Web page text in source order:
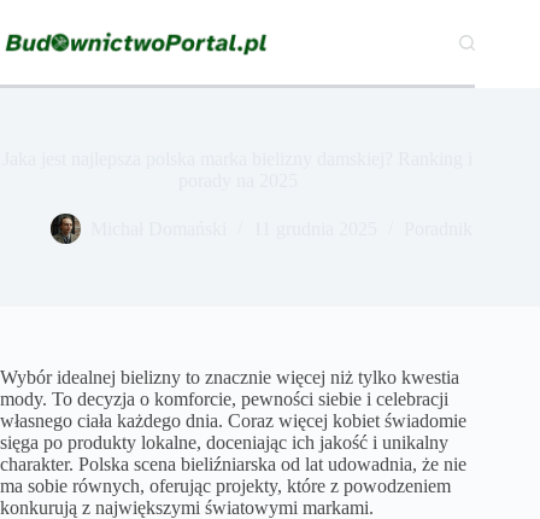
do
treści
Wybór idealnej bielizny to znacznie więcej niż tylko kwestia
mody. To decyzja o komforcie, pewności siebie i celebracji
własnego ciała każdego dnia. Coraz więcej kobiet świadomie
sięga po produkty lokalne, doceniając ich jakość i unikalny
charakter. Polska scena bieliźniarska od lat udowadnia, że nie
ma sobie równych, oferując projekty, które z powodzeniem
konkurują z największymi światowymi markami.